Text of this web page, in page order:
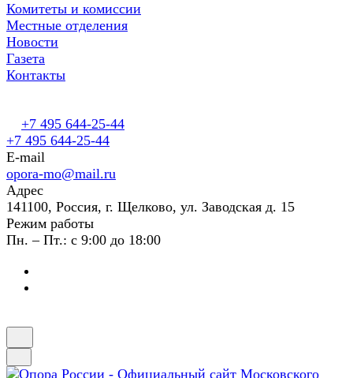
Комитеты и комиссии
Местные отделения
Новости
Газета
Контакты
+7 495 644-25-44
+7 495 644-25-44
E-mail
opora-mo@mail.ru
Адрес
141100, Россия, г. Щелково, ул. Заводская д. 15
Режим работы
Пн. – Пт.: с 9:00 до 18:00